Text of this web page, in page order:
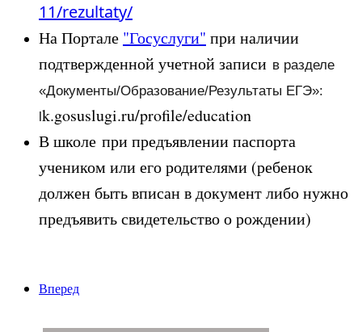
11/rezultaty/
На Портале "Госуслуги" при наличии
подтвержденной учетной записи в разделе
«Документы/Образование/Результаты ЕГЭ»:
k.gosuslugi.ru/profile/education
В школе при предъявлении паспорта
учеником или его родителями (ребенок
должен быть вписан в документ либо нужно
предъявить свидетельство о рождении)
Вперед